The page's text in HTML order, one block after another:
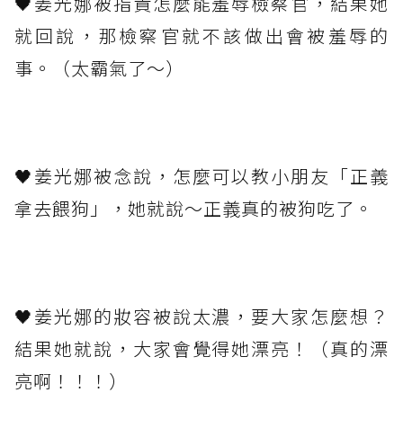
就回說，那檢察官就不該做出會被羞辱的
事。（太霸氣了～）
🖤姜光娜被念說，怎麼可以教小朋友「正義
拿去餵狗」，她就說～正義真的被狗吃了。
🖤姜光娜的妝容被說太濃，要大家怎麼想？
結果她就說，大家會覺得她漂亮！（真的漂
亮啊！！！）